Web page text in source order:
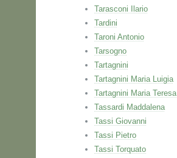
Tarasconi Ilario
Tardini
Taroni Antonio
Tarsogno
Tartagnini
Tartagnini Maria Luigia
Tartagnini Maria Teresa
Tassardi Maddalena
Tassi Giovanni
Tassi Pietro
Tassi Torquato